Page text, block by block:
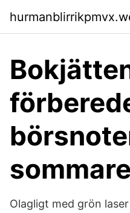
Olagligt med grön